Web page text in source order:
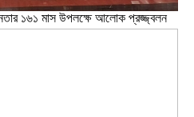
১৬১ মাস উপলক্ষে আলোক প্রজ্জ্বলন